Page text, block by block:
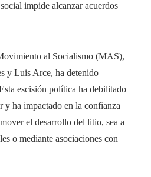
impide alcanzar acuerdos
al Socialismo (MAS),
y Luis Arce, ha detenido
escisión política ha debilitado
y ha impactado en la confianza
el desarrollo del litio, sea a
o mediante asociaciones con